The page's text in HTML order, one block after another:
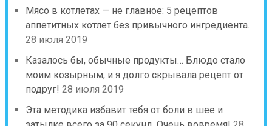
Мясо в котлетах — не главное: 5 рецептов
аппетитных котлет без привычного ингредиента.
28 июля 2019
Казалось бы, обычные продукты… Блюдо стало
моим козырным, и я долго скрывала рецепт от
подруг! 28 июля 2019
Эта методика избавит тебя от боли в шее и